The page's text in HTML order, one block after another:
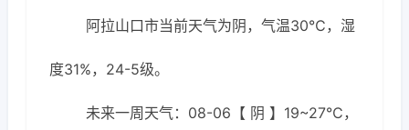
阿拉山口市当前天气为阴，气温30℃，湿
度31%，24-5级。
未来一周天气：08-06【 阴 】19~27℃，